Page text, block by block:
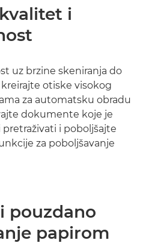
i
uz brzine skeniranja do
otiske visokog
za automatsku obradu
dokumente koje je
i poboljšajte
za poboljšavanje
pouzdano
papirom